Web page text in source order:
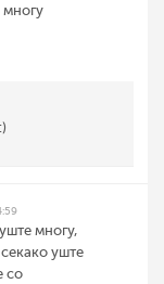
многу
многу,
уште
со